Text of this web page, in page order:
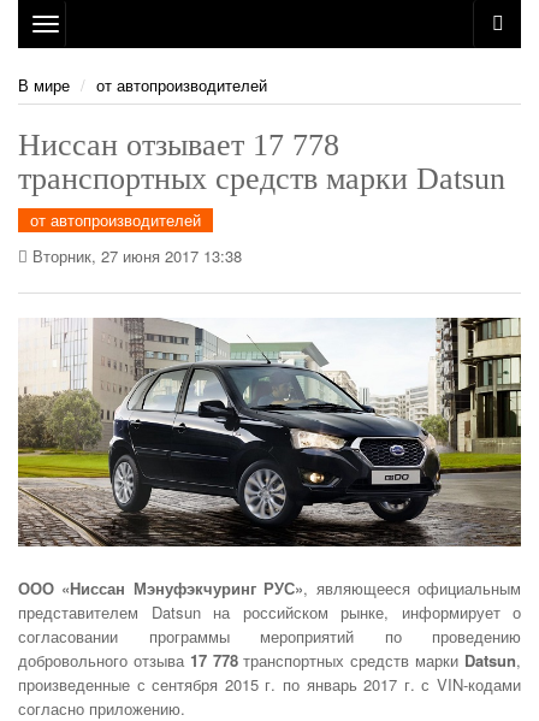
Toggle
navigation
В мире
от автопроизводителей
Ниссан отзывает 17 778
транспортных средств марки Datsun
от автопроизводителей
Вторник, 27 июня 2017 13:38
ООО «Ниссан Мэнуфэкчуринг РУС», являющееся официальным
представителем Datsun на российском рынке, информирует о
согласовании программы мероприятий по проведению
добровольного отзыва 17 778транспортных средств марки Datsun,
произведенные с сентября 2015 г. по январь 2017 г. с VIN-кодами
согласно приложению.